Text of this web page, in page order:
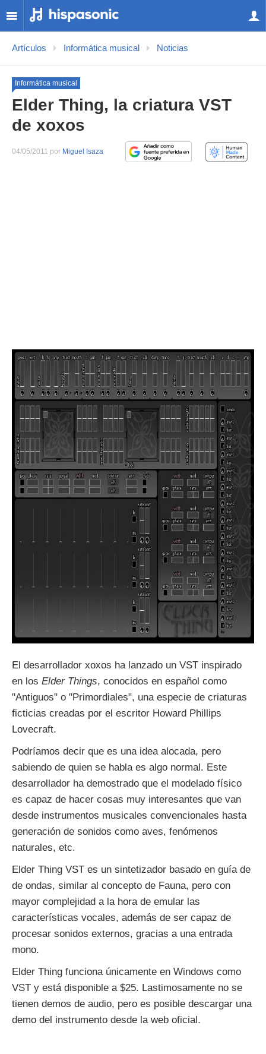
Artículos Informática musical Noticias
Informática musical
Elder Thing, la criatura VST
de xoxos
04/05/2011 por Miguel Isaza
El desarrollador xoxos ha lanzado un VST inspirado
en los Elder Things, conocidos en español como
"Antiguos" o "Primordiales", una especie de criaturas
ficticias creadas por el escritor Howard Phillips
Lovecraft.
Podríamos decir que es una idea alocada, pero
sabiendo de quien se habla es algo normal. Este
desarrollador ha demostrado que el modelado físico
es capaz de hacer cosas muy interesantes que van
desde instrumentos musicales convencionales hasta
generación de sonidos como aves, fenómenos
naturales, etc.
Elder Thing VST es un sintetizador basado en guía de
de ondas, similar al concepto de Fauna, pero con
mayor complejidad a la hora de emular las
características vocales, además de ser capaz de
procesar sonidos externos, gracias a una entrada
mono.
Elder Thing funciona únicamente en Windows como
VST y está disponible a $25. Lastimosamente no se
tienen demos de audio, pero es posible descargar una
demo del instrumento desde la web oficial.